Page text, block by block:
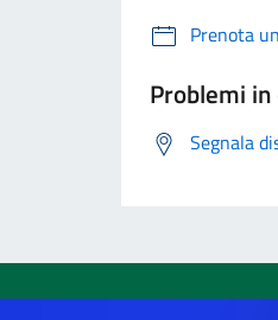
Prenota
Problemi
Segnala